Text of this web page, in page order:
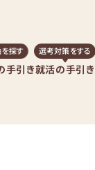
手引き
探す
就活の手引き
選考対策をする